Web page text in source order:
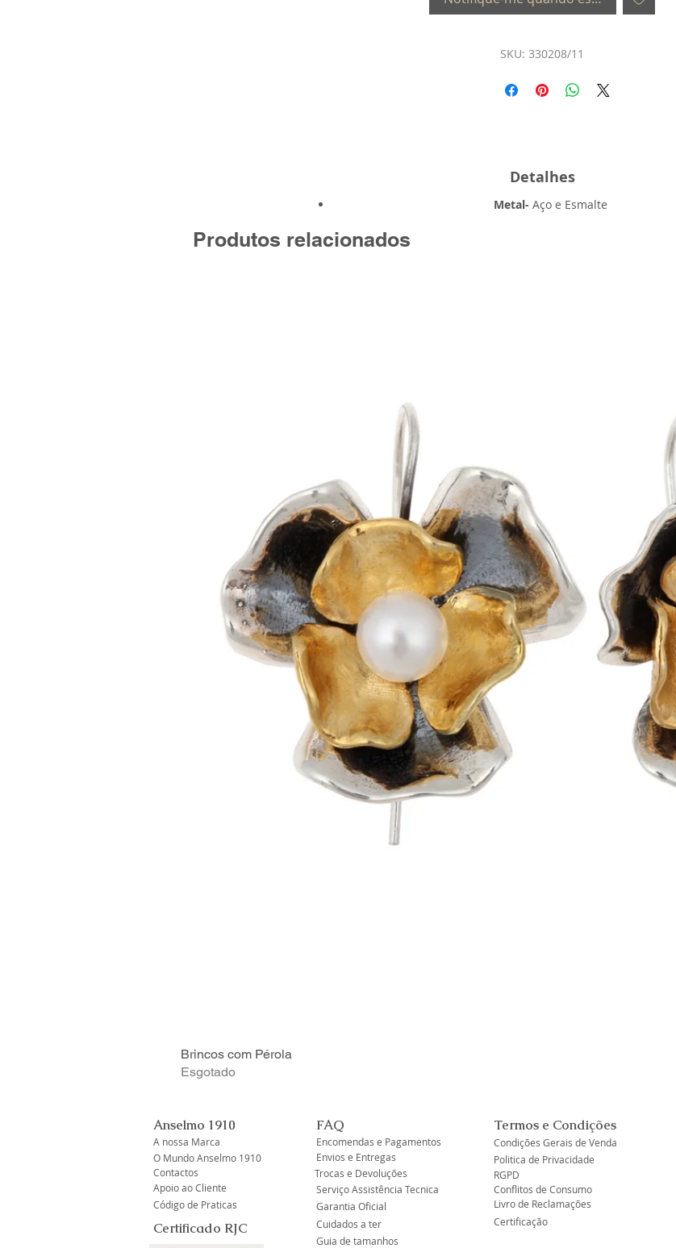
SKU: 330208/11
Detalhes
Metal- Aço e Esmalte
Produtos relacionados
Brincos com Pérola
Esgotado
Anselmo 1910
A nossa Marca
O Mundo Anselmo 1910
Contactos
Apoio ao Cliente
FAQ
Encomendas e Pagamentos
Envios e Entregas
Trocas e Devoluções
Serviço Assistência Tecnica
Garantia Oficial
Cuidados a ter
Guia de tamanhos
Código de Praticas
Certificado RJC
Termos e Condições
Condições Gerais de Venda
Politica de Privacidade
RGPD
Conflitos de Consumo
Livro de Reclamações
Certificação